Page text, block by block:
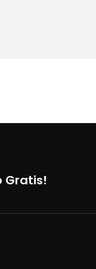
Gratis!